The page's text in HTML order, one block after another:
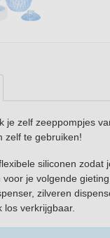
je zelf zeeppompjes
zelf te gebruiken!
siliconen
je volgende
zilveren
los verkrijgbaar.